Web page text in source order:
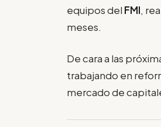
equipos del FMI,
meses.
De cara a las
trabajando en
mercado de